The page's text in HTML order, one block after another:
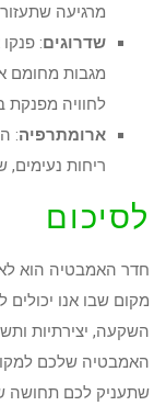
מרגיעה
שדרוגים:
מגבות מחומם
לחוויה מפנקת
ארומתרפיה:
ריחות
לסיכום
חדר האמבטיה הוא
מקום שבו אנו
השקעה, יצירתיות
האמבטיה שלכם למקום
שתעניק לכם תחושה